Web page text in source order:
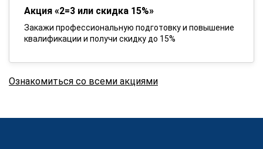
Акция «2=3 или скидка 15%»
Закажи профессиональную подготовку и повышение
квалификации и получи скидку до 15%
Ознакомиться со всеми акциями